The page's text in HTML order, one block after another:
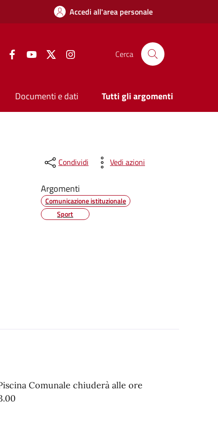
Accedi all'area personale
FacebookYouTube Twitter Cerca
Documenti e dati Tutti gli argomenti
Condividi Vedi azioni
Argomenti
Comunicazione istituzionale
Sport
Comunale chiuderà alle ore